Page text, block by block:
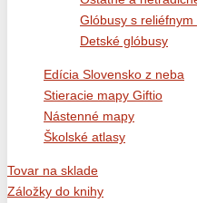
Glóbusy s reliéfnym
Detské glóbusy
Edícia Slovensko z neba
Stieracie mapy Giftio
Nástenné mapy
Školské atlasy
Tovar na sklade
Záložky do knihy